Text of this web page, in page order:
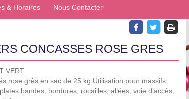
& Horaires Nous Contacter
CONCASSES ROSE GRES
VERT
rose grès en sac de 25 kg Utilisation pour massifs,
bandes, bordures, rocailles, allées, voie d'accès,